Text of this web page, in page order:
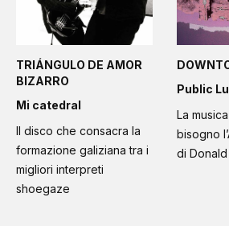
TRIÁNGULO DE AMOR
BIZARRO
Mi catedral
Il disco che consacra la
formazione galiziana tra i
migliori interpreti
shoegaze
Public
La
bisogno
di